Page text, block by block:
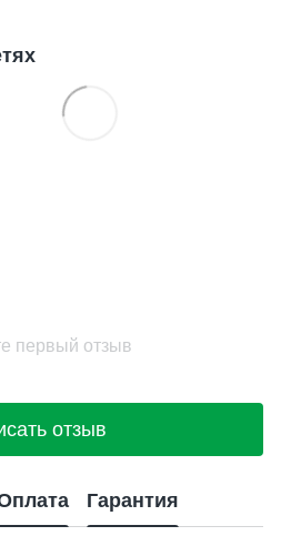
первый отзыв
отзыв
Гарантия